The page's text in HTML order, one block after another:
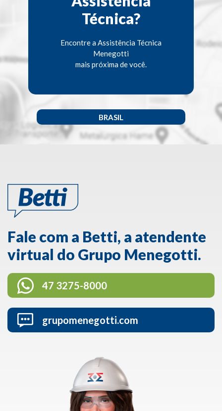
Técnica?
Encontre a Assistência Técnica
Menegotti
mais próxima de você.
BRASIL
Fale com a Betti, a atendente
virtual do Grupo Menegotti.
47 3275-8000
grupomenegotti.com